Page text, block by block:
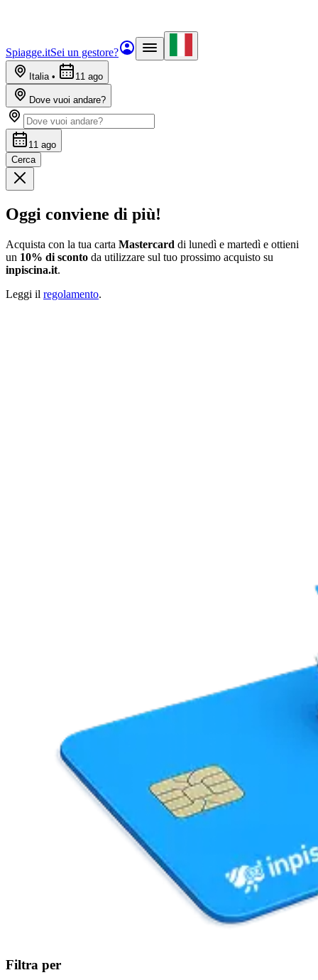
Spiagge.itSei un gestore?
Italia• 11 ago
Dove vuoi andare?
11 ago
Cerca
Oggi conviene di più!
Acquista con la tua carta Mastercard di lunedì e martedì e ottieni
un 10% di sconto da utilizzare sul tuo prossimo acquisto su
inpiscina.it.
Leggi il regolamento.
Filtra per